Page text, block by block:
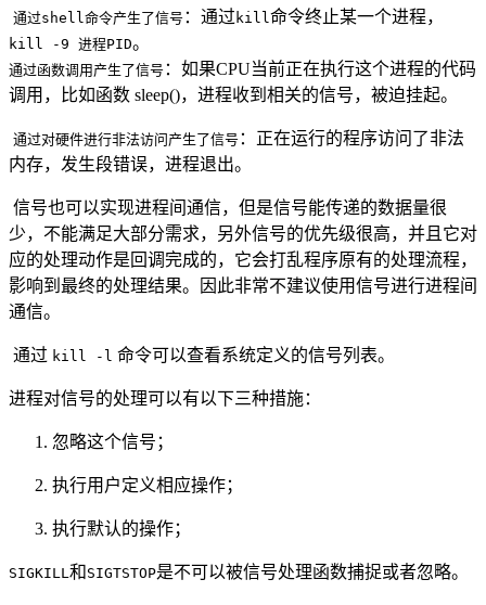
通过shell命令产生了信号 ：通过 kill命令终止某一个进程，
kill -9 进程PID。
通过函数调用产生了信号 ：如果CPU当前正在执行这个进程的代码
调用，比如函数 sleep()，进程收到相关的信号，被迫挂起。
通过对硬件进行非法访问产生了信号 ：正在运行的程序访问了非法
内存，发生段错误，进程退出。
​ 信号也可以实现进程间通信，但是信号能传递的数据量很
少，不能满足大部分需求，另外信号的优先级很高，并且它对
应的处理动作是回调完成的，它会打乱程序原有的处理流程，
影响到最终的处理结果。因此非常不建议使用信号进行进程间
通信。
​ 通过 kill -l 命令可以查看系统定义的信号列表。
进程对信号的处理可以有以下三种措施：
忽略这个信号；
执行用户定义相应操作；
执行默认的操作；
SIGKILL和 SIGTSTOP是不可以被信号处理函数捕捉或者忽略。